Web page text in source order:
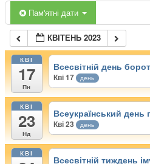
Пам'ятні дати
КВІТЕНЬ 2023
КВІ
17
Пн
Всесвітній день
Кві 17 день
КВІ
23
Нд
Всеукраїнський день
Кві 23 день
КВІ
Всесвітній тиждень